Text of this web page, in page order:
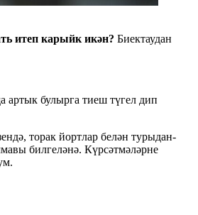
итеп карыйк икән? Биектаудан
артык булырга тиеш түгел дип
торак йортлар белән турыдан-
билгеләнә. Күрсәтмәләрне